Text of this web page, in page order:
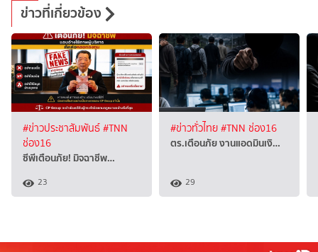
ข่าวที่เกี่ยวข้อง
#ข่าวประชาสัมพันธ์#TNN
ช่อง16
ซีพีเตือนภัย! มิจฉาชีพ…
23
#ข่าวทั่วไทย#TNN ช่อง16
ตร.เตือนภัย งานแอดมินเงิ…
29